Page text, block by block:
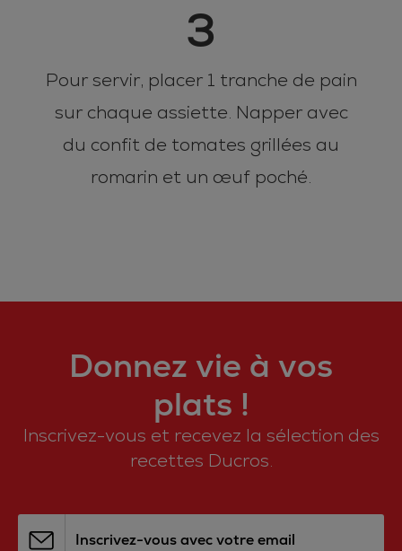
3
Pour servir, placer 1 tranche de pain
sur chaque assiette. Napper avec
du confit de tomates grillées au
romarin et un œuf poché.
Donnez vie à vos
plats !
Inscrivez-vous et recevez la sélection des
recettes Ducros.
Inscrivez-vous avec votre email